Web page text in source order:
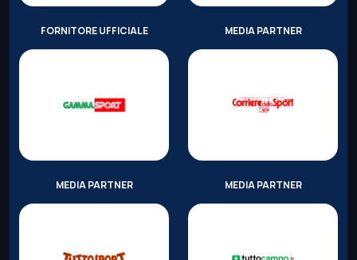
FORNITORE UFFICIALE MEDIA PARTNER
MEDIA PARTNER MEDIA PARTNER